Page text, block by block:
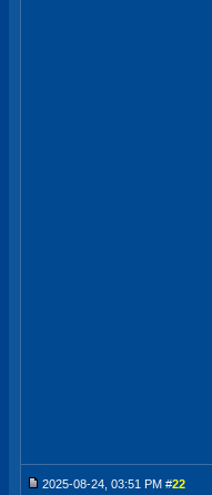
2025-08-24, 03:51 PM #22